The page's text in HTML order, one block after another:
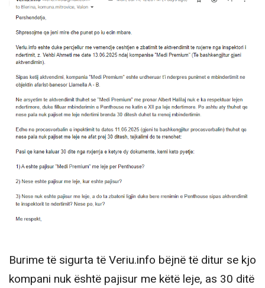
Burime të sigurta të Veriu.info bëjnë të ditur se kjo
kompani nuk është pajisur me këtë leje, as 30 ditë